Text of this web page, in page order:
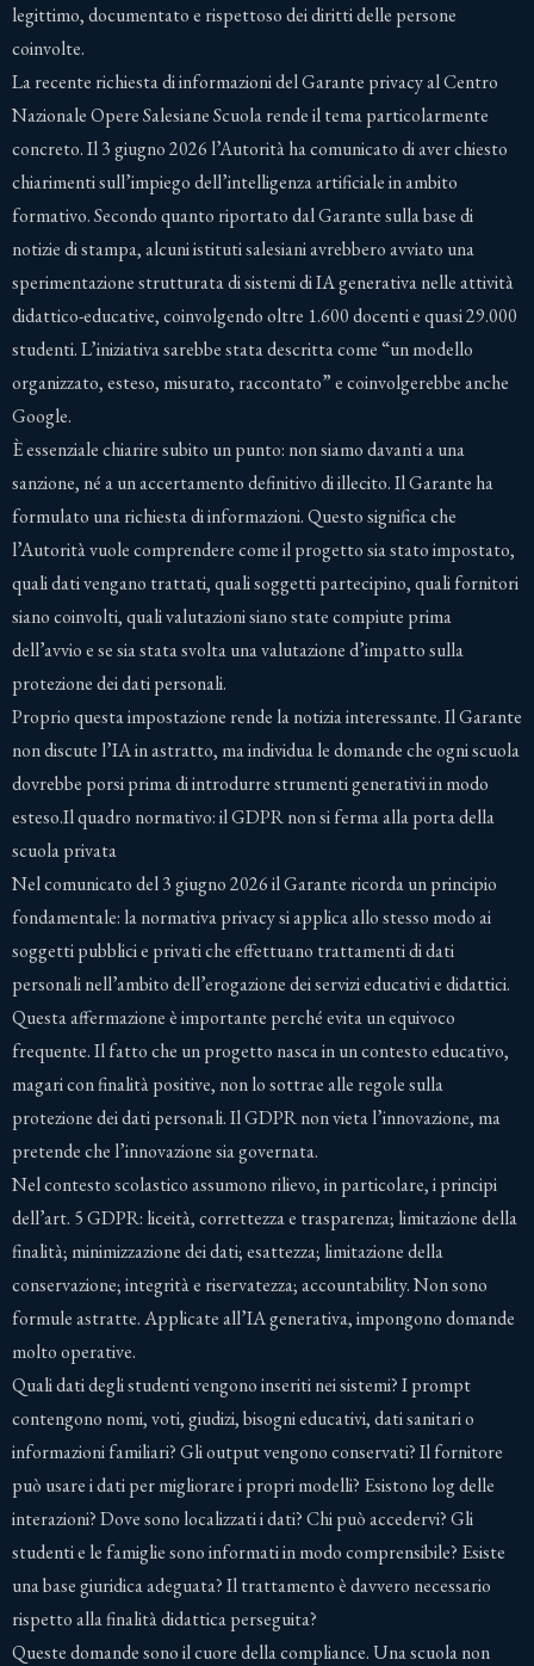
legittimo, documentato e rispettoso dei diritti delle persone
coinvolte.
La recente richiesta di informazioni del Garante privacy al Centro
Nazionale Opere Salesiane Scuola rende il tema particolarmente
concreto. Il 3 giugno 2026 l’Autorità ha comunicato di aver chiesto
chiarimenti sull’impiego dell’intelligenza artificiale in ambito
formativo. Secondo quanto riportato dal Garante sulla base di
notizie di stampa, alcuni istituti salesiani avrebbero avviato una
sperimentazione strutturata di sistemi di IA generativa nelle attività
didattico-educative, coinvolgendo oltre 1.600 docenti e quasi 29.000
studenti. L’iniziativa sarebbe stata descritta come “un modello
organizzato, esteso, misurato, raccontato” e coinvolgerebbe anche
Google.
È essenziale chiarire subito un punto: non siamo davanti a una
sanzione, né a un accertamento definitivo di illecito. Il Garante ha
formulato una richiesta di informazioni. Questo significa che
l’Autorità vuole comprendere come il progetto sia stato impostato,
quali dati vengano trattati, quali soggetti partecipino, quali fornitori
siano coinvolti, quali valutazioni siano state compiute prima
dell’avvio e se sia stata svolta una valutazione d’impatto sulla
protezione dei dati personali.
Proprio questa impostazione rende la notizia interessante. Il Garante
non discute l’IA in astratto, ma individua le domande che ogni scuola
dovrebbe porsi prima di introdurre strumenti generativi in modo
esteso.Il quadro normativo: il GDPR non si ferma alla porta della
scuola privata
Nel comunicato del 3 giugno 2026 il Garante ricorda un principio
fondamentale: la normativa privacy si applica allo stesso modo ai
soggetti pubblici e privati che effettuano trattamenti di dati
personali nell’ambito dell’erogazione dei servizi educativi e didattici.
Questa affermazione è importante perché evita un equivoco
frequente. Il fatto che un progetto nasca in un contesto educativo,
magari con finalità positive, non lo sottrae alle regole sulla
protezione dei dati personali. Il GDPR non vieta l’innovazione, ma
pretende che l’innovazione sia governata.
Nel contesto scolastico assumono rilievo, in particolare, i principi
dell’art. 5 GDPR: liceità, correttezza e trasparenza; limitazione della
finalità; minimizzazione dei dati; esattezza; limitazione della
conservazione; integrità e riservatezza; accountability. Non sono
formule astratte. Applicate all’IA generativa, impongono domande
molto operative.
Quali dati degli studenti vengono inseriti nei sistemi? I prompt
contengono nomi, voti, giudizi, bisogni educativi, dati sanitari o
informazioni familiari? Gli output vengono conservati? Il fornitore
può usare i dati per migliorare i propri modelli? Esistono log delle
interazioni? Dove sono localizzati i dati? Chi può accedervi? Gli
studenti e le famiglie sono informati in modo comprensibile? Esiste
una base giuridica adeguata? Il trattamento è davvero necessario
rispetto alla finalità didattica perseguita?
Queste domande sono il cuore della compliance. Una scuola non